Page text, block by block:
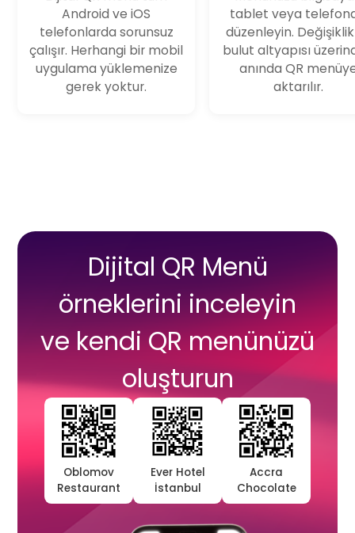
Android ve iOS
telefonlarda sorunsuz
çalışır. Herhangi bir mobil
uygulama yüklemenize
gerek yoktur.
tablet veya
düzenleyin.
bulut altyapısı
anında QR menü
aktarılır.
Dijital QR Menü
örneklerini inceleyin
ve kendi QR menünüzü
oluşturun
Oblomov
Restaurant
Ever Hotel
İstanbul
Accra
Chocolate